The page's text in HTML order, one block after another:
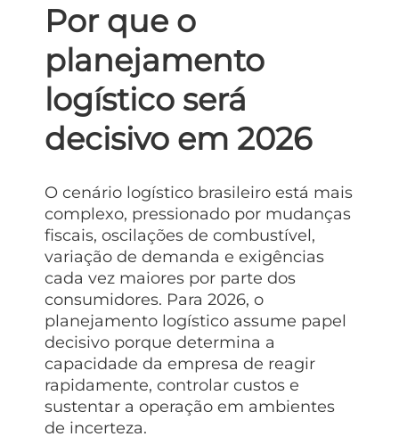
Por que o
planejamento
logístico será
decisivo em 2026
O cenário logístico brasileiro está mais
complexo, pressionado por mudanças
fiscais, oscilações de combustível,
variação de demanda e exigências
cada vez maiores por parte dos
consumidores. Para 2026, o
planejamento logístico assume papel
decisivo porque determina a
capacidade da empresa de reagir
rapidamente, controlar custos e
sustentar a operação em ambientes
de incerteza.